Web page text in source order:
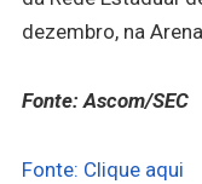
dezembro, na
Fonte: Ascom/SEC
Fonte: Clique aqui